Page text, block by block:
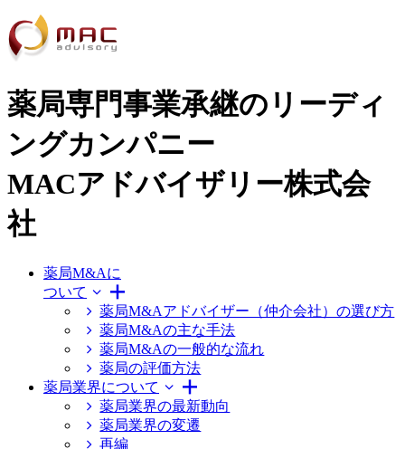
薬局専門事業承継のリーディ
ングカンパニー
MACアドバイザリー株式会
社
薬局M&Aに
ついて
薬局M&Aアドバイザー（仲介会社）の選び方
薬局M&Aの主な手法
薬局M&Aの一般的な流れ
薬局の評価方法
薬局業界について
薬局業界の最新動向
薬局業界の変遷
再編